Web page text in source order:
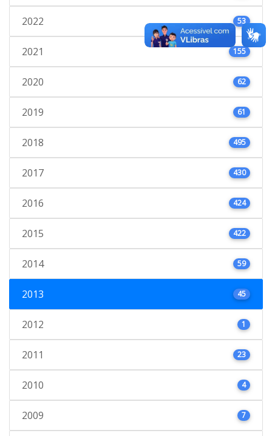
2022 53
2021 155
2020 62
2019 61
2018 495
2017 430
2016 424
2015 422
2014 59
2013 45
2012 1
2011 23
2010 4
2009 7